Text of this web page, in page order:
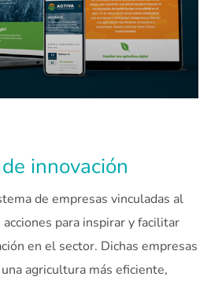
innovación
de empresas vinculadas al
para inspirar y facilitar
en el sector. Dichas empresas
agricultura más eficiente,